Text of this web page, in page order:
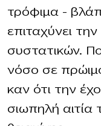
τρόφιμα –
επιταχύνει
συστατικών.
νόσο σε
καν ότι την
σιωπηλή αιτία